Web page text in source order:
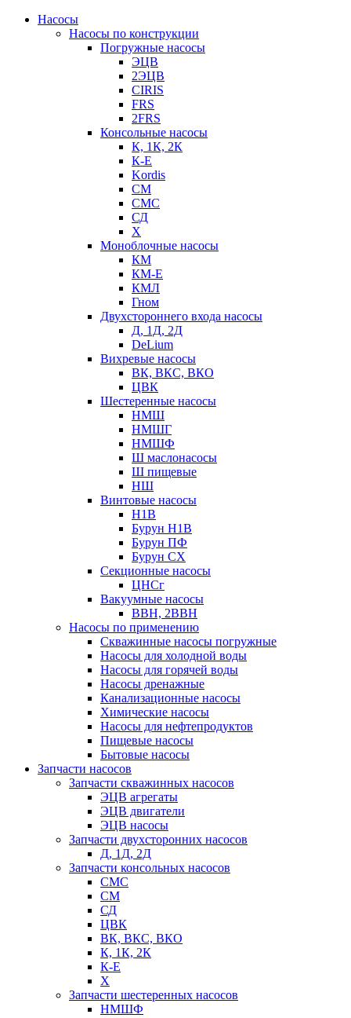
Насосы
Насосы по конструкции
Погружные насосы
ЭЦВ
2ЭЦВ
CIRIS
FRS
2FRS
Консольные насосы
К, 1К, 2К
К-Е
Kordis
СМ
СМС
СД
Х
Моноблочные насосы
КМ
КМ-Е
КМЛ
Гном
Двухстороннего входа насосы
Д, 1Д, 2Д
DeLium
Вихревые насосы
ВК, ВКС, ВКО
ЦВК
Шестеренные насосы
НМШ
НМШГ
НМШФ
Ш маслонасосы
Ш пищевые
НШ
Винтовые насосы
Н1В
Бурун Н1В
Бурун ПФ
Бурун СХ
Секционные насосы
ЦНСг
Вакуумные насосы
ВВН, 2ВВН
Насосы по применению
Скважинные насосы погружные
Насосы для холодной воды
Насосы для горячей воды
Насосы дренажные
Канализационные насосы
Химические насосы
Насосы для нефтепродуктов
Пищевые насосы
Бытовые насосы
Запчасти насосов
Запчасти скважинных насосов
ЭЦВ агрегаты
ЭЦВ двигатели
ЭЦВ насосы
Запчасти двухсторонних насосов
Д, 1Д, 2Д
Запчасти консольных насосов
СМС
СМ
СД
ЦВК
ВК, ВКС, ВКО
К, 1К, 2К
К-Е
Х
Запчасти шестеренных насосов
НМШФ